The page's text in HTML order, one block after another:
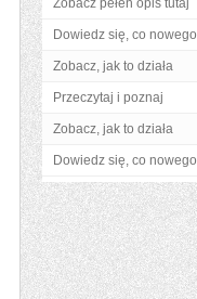
Zobacz pełen opis tutaj
Dowiedz się, co nowego
Zobacz, jak to działa
Przeczytaj i poznaj
Zobacz, jak to działa
Dowiedz się, co nowego